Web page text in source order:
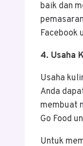
baik dan
Facebook
4. Usaha
Usaha
Anda
membuat
Go Food
Untuk